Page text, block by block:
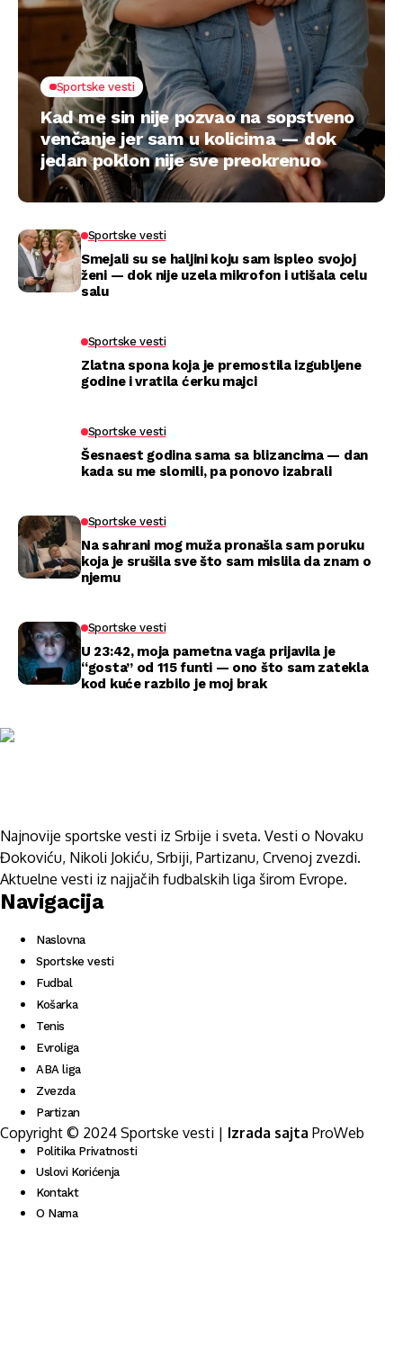
Sportske vesti
Kad me sin nije pozvao na sopstveno
venčanje jer sam u kolicima — dok
jedan poklon nije sve preokrenuo
Sportske vesti
Smejali su se haljini koju sam ispleo svojoj
ženi — dok nije uzela mikrofon i utišala celu
salu
Sportske vesti
Zlatna spona koja je premostila izgubljene
godine i vratila ćerku majci
Sportske vesti
Šesnaest godina sama sa blizancima — dan
kada su me slomili, pa ponovo izabrali
Sportske vesti
Na sahrani mog muža pronašla sam poruku
koja je srušila sve što sam mislila da znam o
njemu
Sportske vesti
U 23:42, moja pametna vaga prijavila je
“gosta” od 115 funti — ono što sam zatekla
kod kuće razbilo je moj brak
Najnovije sportske vesti iz Srbije i sveta. Vesti o Novaku
Đokoviću, Nikoli Jokiću, Srbiji, Partizanu, Crvenoj zvezdi.
Aktuelne vesti iz najjačih fudbalskih liga širom Evrope.
Navigacija
Naslovna
Sportske vesti
Fudbal
Košarka
Tenis
Evroliga
ABA liga
Zvezda
Partizan
Copyright © 2024 Sportske vesti | Izrada sajta ProWeb
Politika Privatnosti
Uslovi Korićenja
Kontakt
O Nama